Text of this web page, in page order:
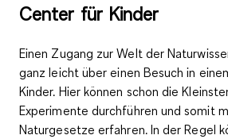
Center für Kinder
Einen Zugang zur Welt der
ganz leicht über einen Besuch in
Kinder. Hier können schon die
Experimente durchführen und somit
Naturgesetze erfahren. In der Regel